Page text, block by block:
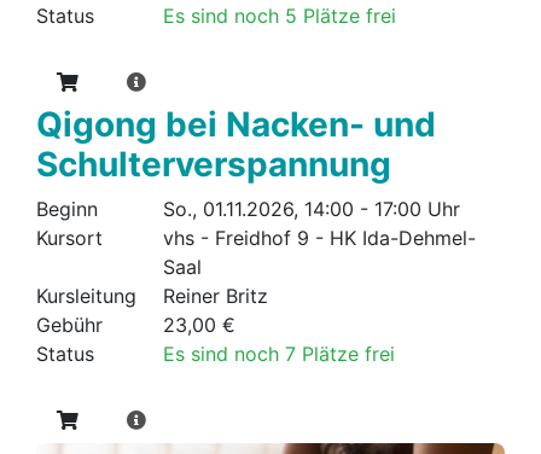
Status
Es sind noch 5 Plätze frei
Qigong bei Nacken- und
Schulterverspannung
Beginn
So., 01.11.2026, 14:00 - 17:00 Uhr
Kursort
vhs - Freidhof 9 - HK Ida-Dehmel-
Saal
Kursleitung
Reiner Britz
Gebühr
23,00 €
Status
Es sind noch 7 Plätze frei